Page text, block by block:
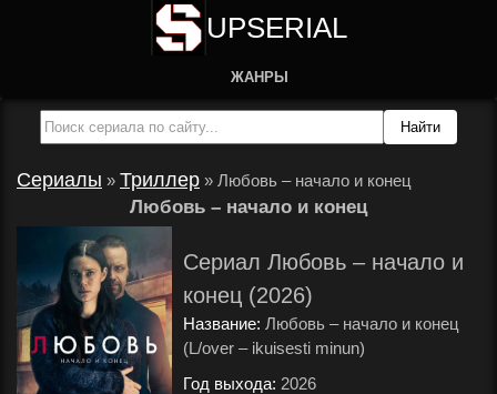
UPSERIAL
ЖАНРЫ
Сериалы » Триллер » Любовь – начало и конец
Любовь – начало и конец
Сериал Любовь – начало и
конец (2026)
Название: Любовь – начало и конец
(L/over – ikuisesti minun)
Год выхода: 2026